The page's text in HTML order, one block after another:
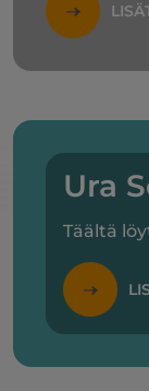
Ura
Täältä